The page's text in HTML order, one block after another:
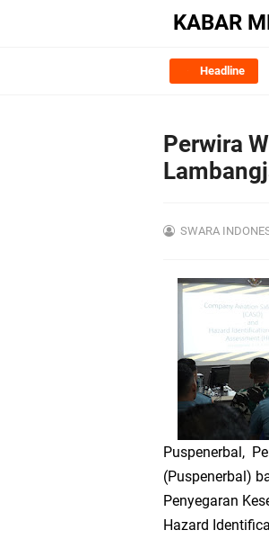
KABAR
Headline
Perwira
SWARA
Puspenerbal,
(Puspenerbal)
Penyegaran
Hazard